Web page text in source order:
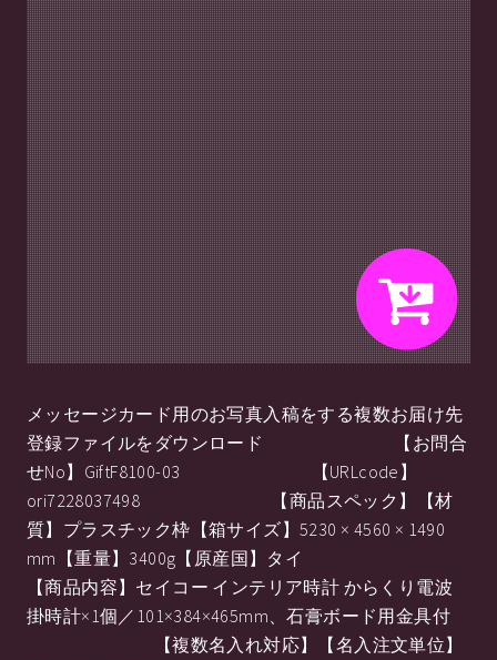
メッセージカード用のお写真入稿をする複数お届け先
登録ファイルをダウンロード 【お問合
せNo】GiftF8100-03 【URLcode】
ori7228037498 【商品スペック】【材
質】プラスチック枠【箱サイズ】5230 × 4560 × 1490
mm【重量】3400g【原産国】タイ
【商品内容】セイコー インテリア時計 からくり電波
掛時計×1個／101×384×465mm、石膏ボード用金具付
【複数名入れ対応】【名入注文単位】